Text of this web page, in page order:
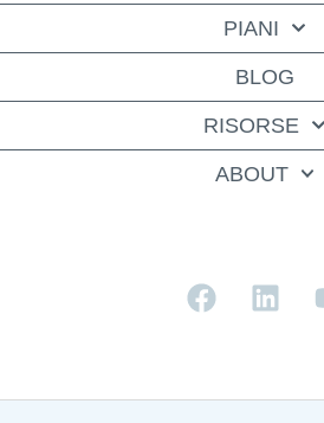
PIANI
BLOG
RISORSE
ABOUT